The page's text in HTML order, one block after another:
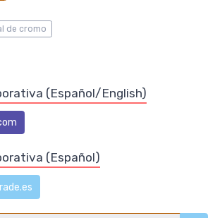
de cromo
(Español/English)
(Español)